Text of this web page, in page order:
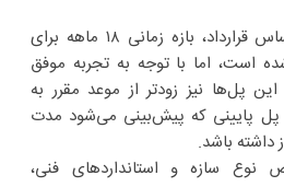
بارانی بیرانوند گفت: بر اساس قرارداد، بازه زمانی ۱۸ ماهه برای
است، اما با توجه به تجربه موفق
این پل‌ها نیز زودتر از موعد مقرر به
پل پایینی که پیش‌بینی می‌شود مدت
داشته باشد.
نوع سازه و استانداردهای فنی،